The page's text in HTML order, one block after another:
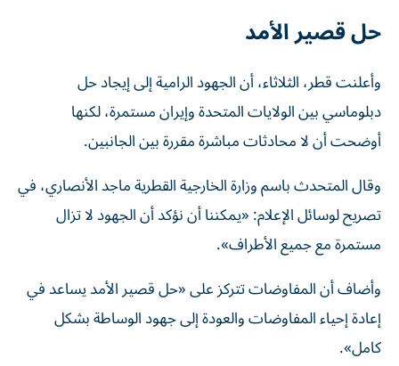
حل قصير الأمد
وأعلنت قطر، الثلاثاء، أن الجهود الرامية إلى إيجاد حل
دبلوماسي بين الولايات المتحدة وإيران مستمرة، لكنها
أوضحت أن لا محادثات مباشرة مقررة بين الجانبين.
وقال المتحدث باسم وزارة الخارجية القطرية ماجد الأنصاري، في
تصريح لوسائل الإعلام: «يمكننا أن نؤكد أن الجهود لا تزال
مستمرة مع جميع الأطراف».
وأضاف أن المفاوضات تتركز على «حل قصير الأمد يساعد في
إعادة إحياء المفاوضات والعودة إلى جهود الوساطة بشكل
كامل».